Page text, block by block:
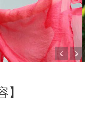
】